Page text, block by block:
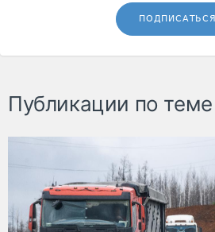
ПОДПИСАТЬСЯ
Публикации по теме